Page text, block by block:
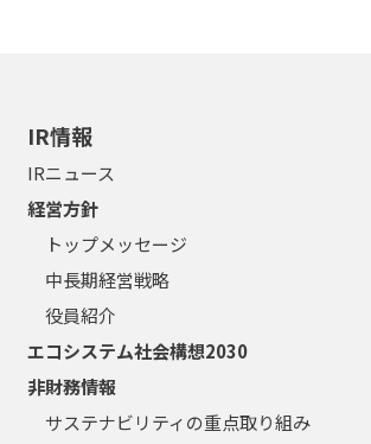
IR情報
IRニュース
経営方針
トップメッセージ
中長期経営戦略
役員紹介
エコシステム社会構想2030
非財務情報
サステナビリティの重点取り組み